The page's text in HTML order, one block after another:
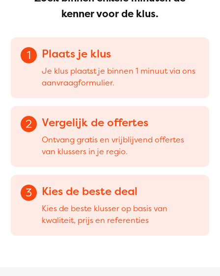
kenner voor de klus.
1 Plaats je klus
Je klus plaatst je binnen 1 minuut via ons
aanvraagformulier.
2 Vergelijk de offertes
Ontvang gratis en vrijblijvend offertes
van klussers in je regio.
3 Kies de beste deal
Kies de beste klusser op basis van
kwaliteit, prijs en referenties